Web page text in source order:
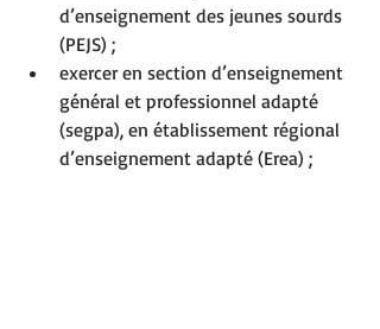
d’enseignement des jeunes sourds
(PEJS) ;
exercer en section d’enseignement
général et professionnel adapté
(segpa), en établissement régional
d’enseignement adapté (Erea) ;